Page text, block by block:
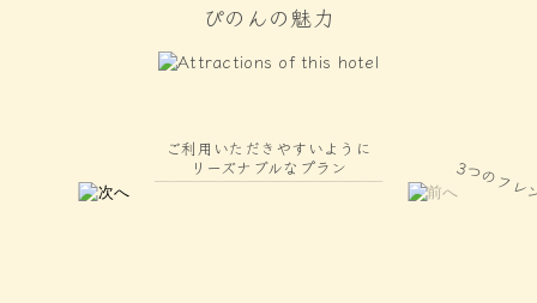
ぴのんの魅力
ご利用いただきやすいように
リーズナブルなプラン 3つのフレンチ風懐石